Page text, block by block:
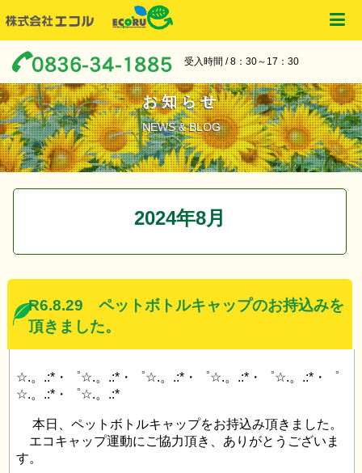
受入時間 / 8：30～17：30
お知らせ
NEWS & BLOG
2024年8月
R6.8.29 ペットボトルキャップのお持込みを
頂きました。
☆.。.:*・゜☆.。.:*・゜☆.。.:*・゜☆.。.:*・゜☆.。.:*・゜
☆.。.:*・゜☆.。.:*
本日、ペットボトルキャップをお持込み頂きました。
エコキャップ運動にご協力頂き、ありがとうございま
す。